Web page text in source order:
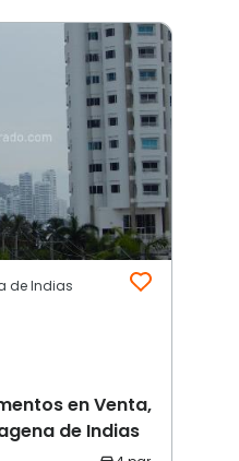
de Indias
en Venta,
de Indias